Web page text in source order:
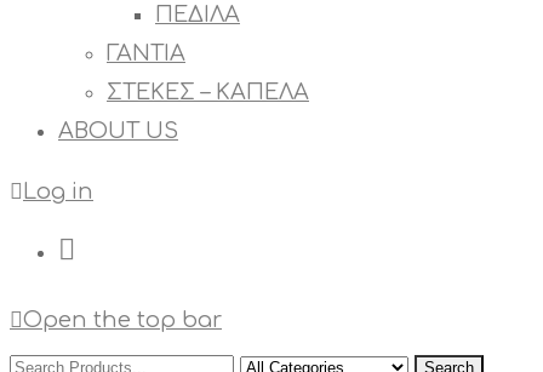
ΠΕΔΙΛΑ
ΓΑΝΤΙΑ
ΣΤΕΚΕΣ – ΚΑΠΕΛΑ
ABOUT US
Log in
Open the top bar
Search